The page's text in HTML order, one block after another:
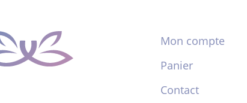
Mon compte
Panier
Contact